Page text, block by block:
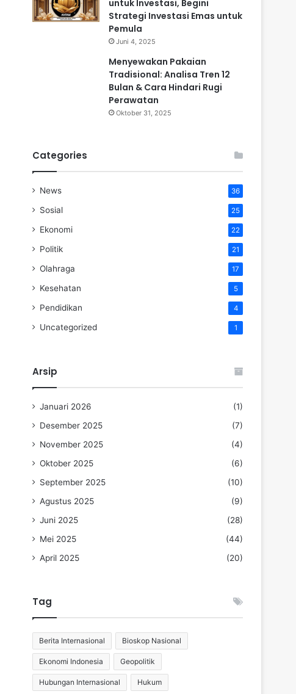
untuk Investasi, Begini
Strategi Investasi Emas untuk
Pemula
Juni 4, 2025
Menyewakan Pakaian
Tradisional: Analisa Tren 12
Bulan & Cara Hindari Rugi
Perawatan
Oktober 31, 2025
Categories
News 36
Sosial 25
Ekonomi 22
Politik 21
Olahraga 17
Kesehatan 5
Pendidikan 4
Uncategorized 1
Arsip
Januari 2026
(1)
Desember 2025
(7)
November 2025
(4)
Oktober 2025
(6)
September 2025
(10)
Agustus 2025
(9)
Juni 2025
(28)
Mei 2025
(44)
April 2025
(20)
Tag
Berita Internasional Bioskop Nasional
Ekonomi Indonesia Geopolitik
Hubungan Internasional Hukum